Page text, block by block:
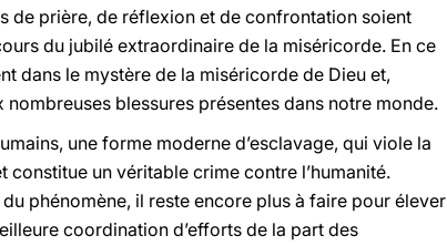
de prière, de réflexion et de confrontation soient
du jubilé extraordinaire de la miséricorde. En ce
dans le mystère de la miséricorde de Dieu et,
blessures présentes dans notre monde.
une forme moderne d’esclavage, qui viole la
un véritable crime contre l’humanité.
phénomène, il reste encore plus à faire pour élever
coordination d’efforts de la part des